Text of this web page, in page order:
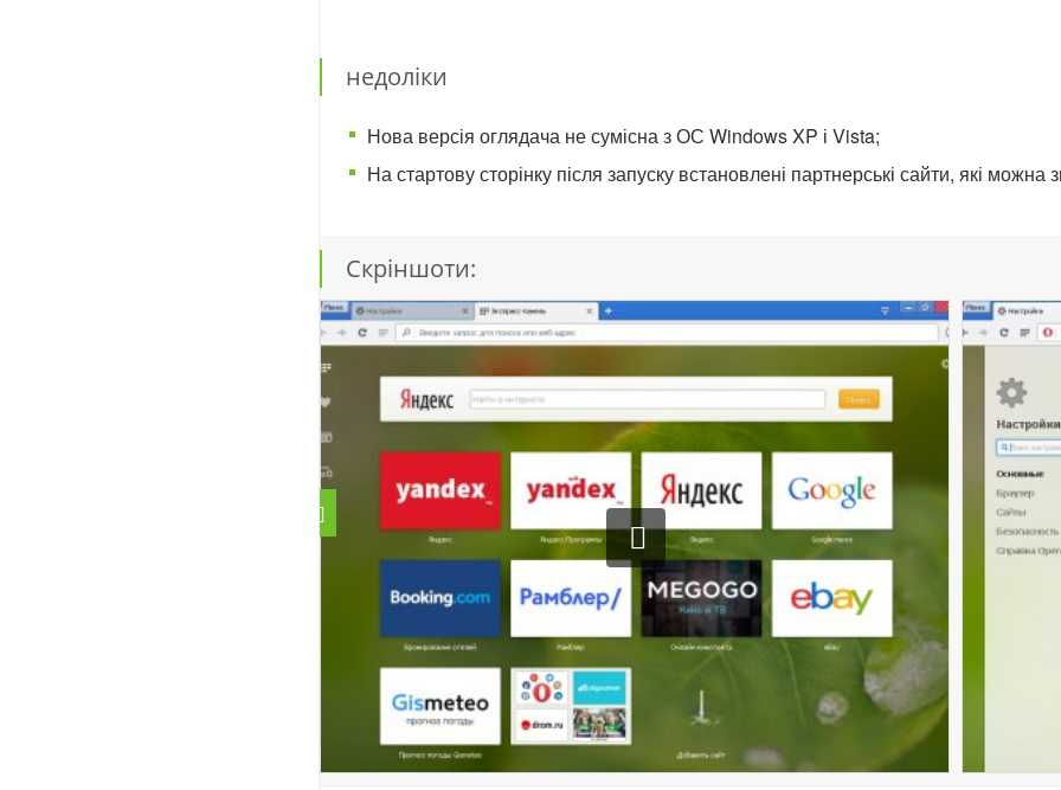
недоліки
Нова версія оглядача не сумісна з ОС Windows XP і Vista;
На стартову сторінку після запуску встановлені партнерські сайти, які можна
Скріншоти: